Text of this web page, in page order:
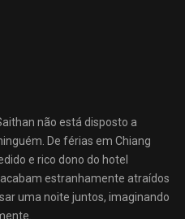
não está disposto a
De férias em Chiang
e rico dono do hotel
estranhamente atraídos
uma noite juntos, imaginando